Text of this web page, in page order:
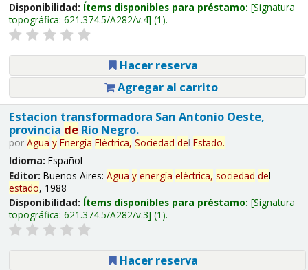
Disponibilidad: Ítems disponibles para préstamo: Signatura
topográfica: 621.374.5/A282/v.4 (1).
Hacer reserva
Agregar al carrito
Estacion transformadora San Antonio Oeste,
provincia deRío Negro.
por Agua y Energía Eléctrica, Sociedad del Estado.
Idioma: Español
Editor: Buenos Aires: Agua y energía eléctrica, sociedad del
estado, 1988
Disponibilidad: Ítems disponibles para préstamo: Signatura
topográfica: 621.374.5/A282/v.3 (1).
Hacer reserva